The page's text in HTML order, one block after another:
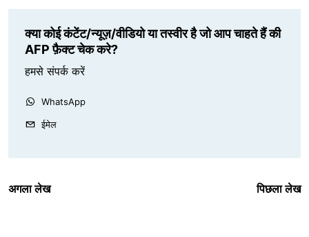
क्या कोई कंटेंट/न्यूज़/वीडियो या तस्वीर है जो आप चाहते हैं की
AFP फ़ैक्ट चेक करे?
हमसे संपर्क करें
WhatsApp
ईमेल
अगला लेख पिछला लेख